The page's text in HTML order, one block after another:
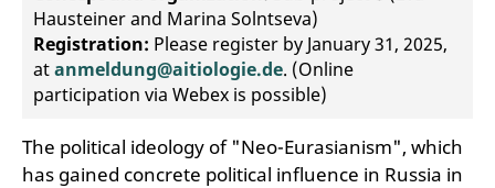
Hausteiner and Marina Solntseva)
Registration: Please register by January 31, 2025,
atanmeldung@aitiologie.de. (Online
participation via Webex is possible)
The political ideology of "Neo-Eurasianism", which
has gained concrete political influence in Russia in